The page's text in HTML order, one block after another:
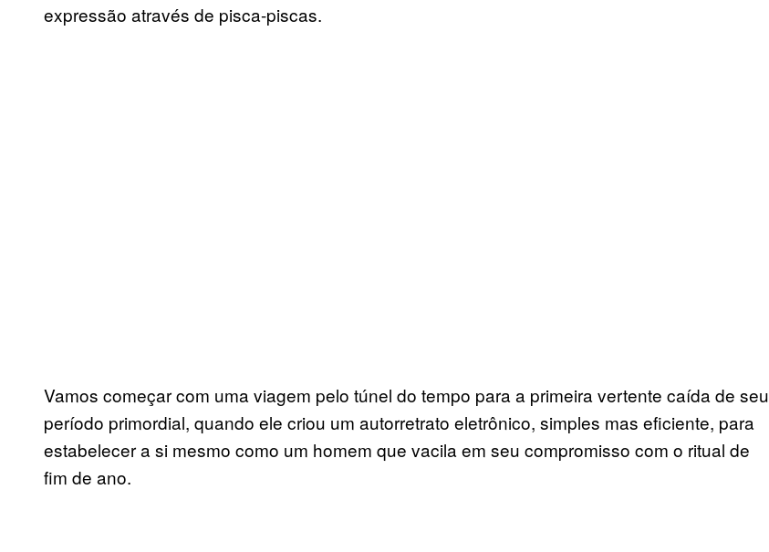
expressão através de pisca-piscas.
Vamos começar com uma viagem pelo túnel do tempo para a primeira vertente caída de seu
período primordial, quando ele criou um autorretrato eletrônico, simples mas eficiente, para
estabelecer a si mesmo como um homem que vacila em seu compromisso com o ritual de
fim de ano.